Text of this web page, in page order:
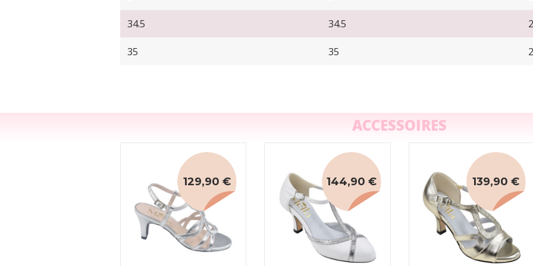
34.5 34.5
35 35
ACCESSOIRES
129,90 € 144,90 € 139,90 €